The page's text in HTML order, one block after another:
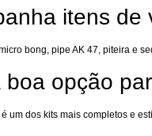
itens de
bong, pipe AK 47, piteira e
boa opção
um dos kits mais completos e